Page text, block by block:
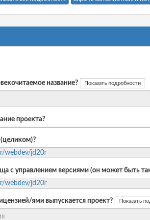
название? Показать подробности
проекта?
(целиком)?
webdev/jd20r
с управлением версиями (он может быть
webdev/jd20r
ями выпускается проект? Показать